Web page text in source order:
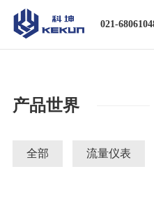
021-
产品世界
全部 流量仪表